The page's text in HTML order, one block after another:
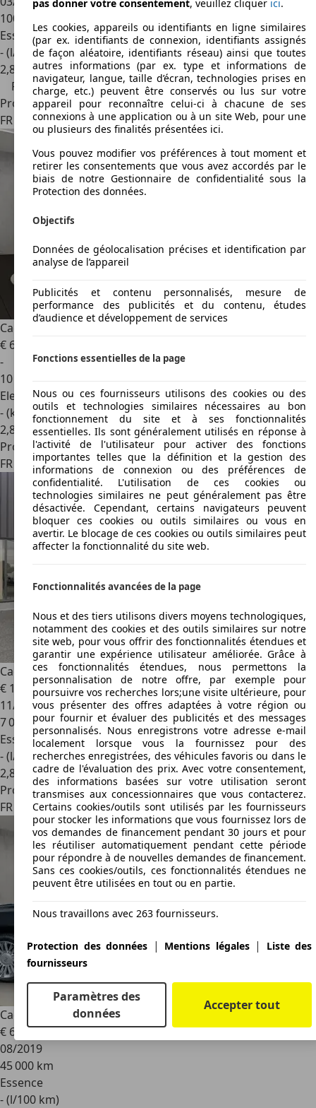
100 000 km
Essence
- (l/100 km)
2,8
Prix réduit
Professionnel
FR 33260La Teste-de-buch
Cadillac Lyriq
Cadillac MUL 2024
€ 60 400
-
10 km
Electrique
- (kWh/100 km)
2,8
Professionnel
FR 75006Paris
Cadillac EscaladeESV SPORT PLATINIUM V8 6.2L
€ 149 900
11/2021
7 000 km
Essence
- (l/100 km)
2,8
Professionnel
FR 91160Ballainvilliers
Cadillac Escalade6.2 V8 Platinum
€ 60 400
08/2019
45 000 km
Essence
- (l/100 km)
pas donner votre consentement, veuillez cliquer ici.
Les cookies, appareils ou identifiants en ligne similaires
(par ex. identifiants de connexion, identifiants assignés
de façon aléatoire, identifiants réseau) ainsi que toutes
autres informations (par ex. type et informations de
navigateur, langue, taille d’écran, technologies prises en
charge, etc.) peuvent être conservés ou lus sur votre
appareil pour reconnaître celui-ci à chacune de ses
connexions à une application ou à un site Web, pour une
ou plusieurs des finalités présentées ici.
Vous pouvez modifier vos préférences à tout moment et
retirer les consentements que vous avez accordés par le
biais de notre Gestionnaire de confidentialité sous la
Protection des données.
Objectifs
Données de géolocalisation précises et identification par
analyse de l’appareil
Publicités et contenu personnalisés, mesure de
performance des publicités et du contenu, études
d’audience et développement de services
Fonctions essentielles de la page
Nous ou ces fournisseurs utilisons des cookies ou des
outils et technologies similaires nécessaires au bon
fonctionnement du site et à ses fonctionnalités
essentielles. Ils sont généralement utilisés en réponse à
l'activité de l'utilisateur pour activer des fonctions
importantes telles que la définition et la gestion des
informations de connexion ou des préférences de
confidentialité. L'utilisation de ces cookies ou
technologies similaires ne peut généralement pas être
désactivée. Cependant, certains navigateurs peuvent
bloquer ces cookies ou outils similaires ou vous en
avertir. Le blocage de ces cookies ou outils similaires peut
affecter la fonctionnalité du site web.
Fonctionnalités avancées de la page
Nous et des tiers utilisons divers moyens technologiques,
notamment des cookies et des outils similaires sur notre
site web, pour vous offrir des fonctionnalités étendues et
garantir une expérience utilisateur améliorée. Grâce à
ces fonctionnalités étendues, nous permettons la
personnalisation de notre offre, par exemple pour
poursuivre vos recherches lors;une visite ultérieure, pour
vous présenter des offres adaptées à votre région ou
pour fournir et évaluer des publicités et des messages
personnalisés. Nous enregistrons votre adresse e-mail
localement lorsque vous la fournissez pour des
recherches enregistrées, des véhicules favoris ou dans le
cadre de l'évaluation des prix. Avec votre consentement,
des informations basées sur votre utilisation seront
transmises aux concessionnaires que vous contacterez.
Certains cookies/outils sont utilisés par les fournisseurs
pour stocker les informations que vous fournissez lors de
vos demandes de financement pendant 30 jours et pour
les réutiliser automatiquement pendant cette période
pour répondre à de nouvelles demandes de financement.
Sans ces cookies/outils, ces fonctionnalités étendues ne
peuvent être utilisées en tout ou en partie.
Nous travaillons avec 263 fournisseurs.
Protection des données | Mentions légales|
Liste des
fournisseurs
Paramètres des
données
Accepter tout